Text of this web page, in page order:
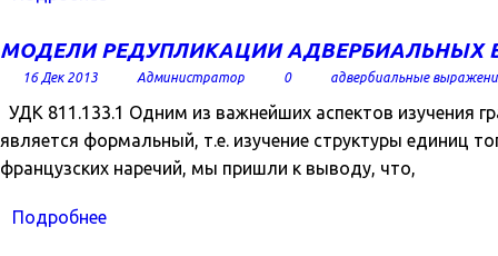
МОДЕЛИ РЕДУПЛИКАЦИИ АДВЕРБИАЛЬНЫХ
16 Дек 2013 Администратор 0 адвербиальные
УДК 811.133.1 Одним из важнейших аспектов изучения
является формальный, т.е. изучение структуры единиц
французских наречий, мы пришли к выводу, что,
Подробнее